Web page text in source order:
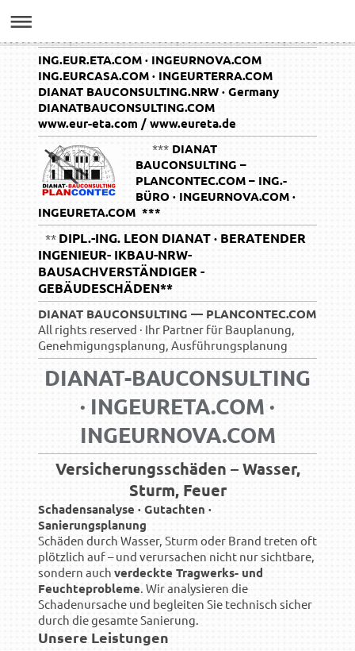
ING.EUR.ETA.COM · INGEURNOVA.COM
ING.EURCASA.COM · INGEURTERRA.COM
DIANAT BAUCONSULTING.NRW · Germany
DIANATBAUCONSULTING.COM
www.eur-eta.com / www.eureta.de
*** DIANAT
BAUCONSULTING –
PLANCONTEC.COM – ING.-
BÜRO · INGEURNOVA.COM ·
INGEURETA.COM ***
** DIPL.-ING. LEON DIANAT · BERATENDER
INGENIEUR- IKBAU-NRW-
BAUSACHVERSTÄNDIGER -
GEBÄUDESCHÄDEN**
DIANAT BAUCONSULTING — PLANCONTEC.COM
All rights reserved · Ihr Partner für Bauplanung,
Genehmigungsplanung, Ausführungsplanung
DIANAT-BAUCONSULTING
· INGEURETA.COM ·
INGEURNOVA.COM
Versicherungsschäden – Wasser,
Sturm, Feuer
Schadensanalyse · Gutachten ·
Sanierungsplanung
Schäden durch Wasser, Sturm oder Brand treten oft
plötzlich auf – und verursachen nicht nur sichtbare,
sondern auch verdeckte Tragwerks- und
Feuchteprobleme. Wir analysieren die
Schadenursache und begleiten Sie technisch sicher
durch die gesamte Sanierung.
Unsere Leistungen